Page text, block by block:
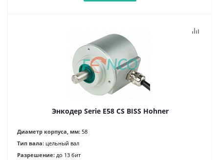
Энкодер Serie E58 CS BISS Hohner
Диаметр корпуса, мм: 58
Тип вала: цельный вал
Разрешение: до 13 бит